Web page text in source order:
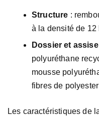
Structure :
à la densité de 12
Dossier et assise
polyuréthane
mousse
fibres de polyester
Les caractéristiques de